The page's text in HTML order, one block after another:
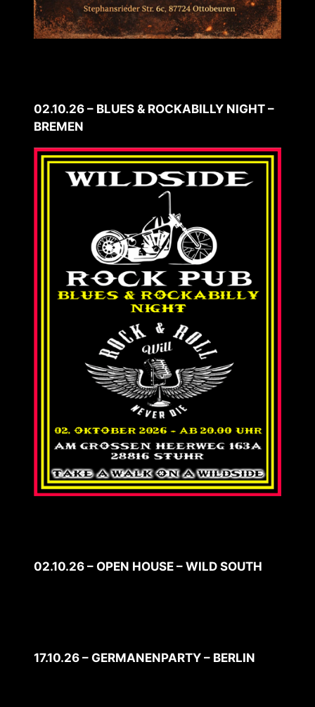
02.10.26 – BLUES & ROCKABILLY NIGHT –
BREMEN
02.10.26 – OPEN HOUSE – WILD SOUTH
17.10.26 – GERMANENPARTY – BERLIN